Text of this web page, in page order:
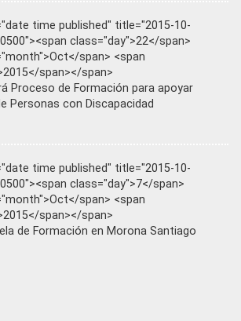
time published" title="2015-10-
class="day">22</span>
span> <span
span></span>
Proceso de Formación para apoyar
Personas con Discapacidad
time published" title="2015-10-
class="day">7</span>
span> <span
span></span>
de Formación en Morona Santiago